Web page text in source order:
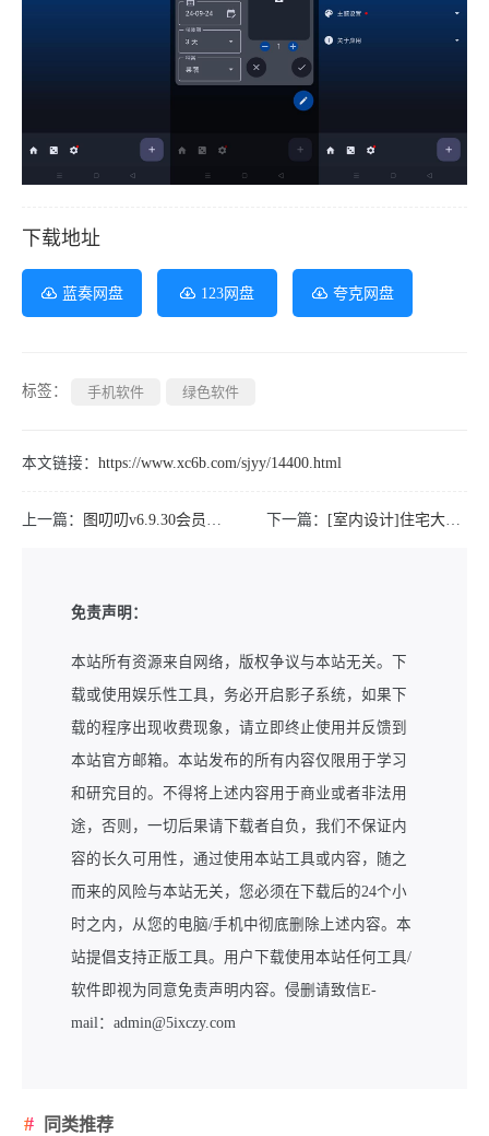
下载地址
蓝奏网盘 123网盘 夸克网盘
标签： 手机软件 绿色软件
本文链接： https://www.xc6b.com/sjyy/14400.html
上一篇： 图叨叨v6.9.30会员版多功能手机工具箱 下一篇： [室内设计]住宅大平层设计方法与思维解析
免责声明：
本站所有资源来自网络，版权争议与本站无关。下
载或使用娱乐性工具，务必开启影子系统，如果下
载的程序出现收费现象，请立即终止使用并反馈到
本站官方邮箱。本站发布的所有内容仅限用于学习
和研究目的。不得将上述内容用于商业或者非法用
途，否则，一切后果请下载者自负，我们不保证内
容的长久可用性，通过使用本站工具或内容，随之
而来的风险与本站无关，您必须在下载后的24个小
时之内，从您的电脑/手机中彻底删除上述内容。本
站提倡支持正版工具。用户下载使用本站任何工具/
软件即视为同意免责声明内容。侵删请致信E-
mail：admin@5ixczy.com
同类推荐